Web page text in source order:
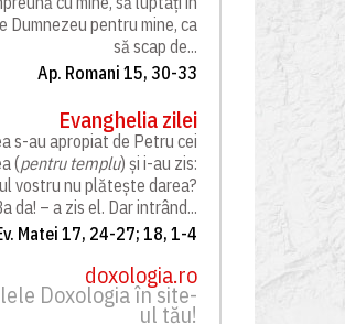
Dumnezeu pentru mine, ca
să scap de...
Ap. Romani 15, 30-33
Evanghelia zilei
s-au apropiat de Petru cei
(pentru templu) și i-au zis:
vostru nu plătește darea?
da! – a zis el. Dar intrând...
Matei 17, 24-27; 18, 1-4
doxologia.ro
Doxologia în site-
ul tău!